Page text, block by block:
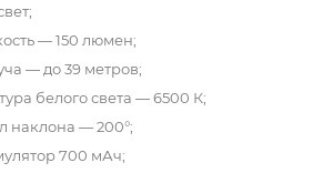
— 150 люмен;
— до 39 метров;
белого света — 6500 К;
наклона — 200°;
700 мАч;